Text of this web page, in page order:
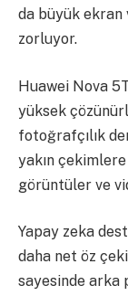
da büyük ekran
zorluyor.
Huawei Nova
yüksek
fotoğrafçılık
yakın
görüntüler ve
Yapay zeka
daha net öz
sayesinde arka